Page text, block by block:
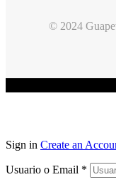
© 2024
Sign in Create an
Usuario o Email *